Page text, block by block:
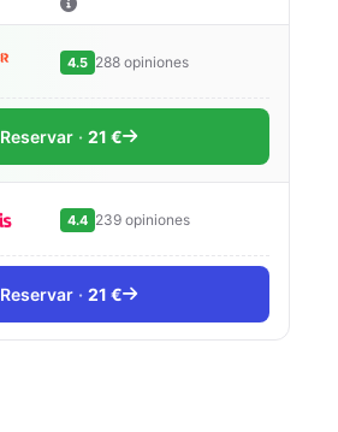
4.5 288 opiniones
Reservar 21 €
4.4 239 opiniones
Reservar 21 €